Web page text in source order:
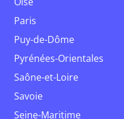
Paris
Puy-de-Dôme
Pyrénées-Orientales
Saône-et-Loire
Savoie
Seine-Maritime